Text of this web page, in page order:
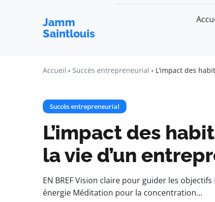
Jamm
Saintlouis
Accueil Succès entrepreneurial L’impact des
Succès entrepreneurial
L’impact des
la vie d’un
EN BREF Vision claire pour guider les
énergie Méditation pour la concentration…